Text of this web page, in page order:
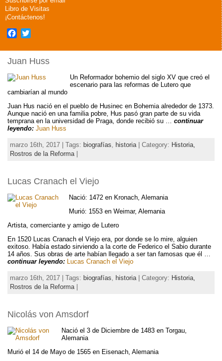
Libro de Visitas
¡Contáctenos!
Facebook
Juan Huss
Un Reformador bohemio del siglo XV que creó el
escenario para las reformas de Lutero que
cambiarían al mundo
Juan Hus nació en el pueblo de Husinec en Bohemia alrededor de 1373.
Aunque nació en una familia pobre, Hus pasó gran parte de su vida
temprana en la universidad de Praga, donde recibió su … continuar
leyendo: Juan Huss
marzo 16th, 2017 | Tags: biografías, historia| Category: Historia,
Rostros de la Reforma|
Lucas Cranach el Viejo
Nació: 1472 en Kronach, Alemania
Murió: 1553 en Weimar, Alemania
Artista, comerciante y amigo de Lutero
En 1520 Lucas Cranach el Viejo era, por donde se lo mire, alguien
exitoso. Había estado sirviendo a la corte de Federico el Sabio durante
14 años. Sus obras de arte habían llegado a ser tan famosas que él …
continuar leyendo: Lucas Cranach el Viejo
marzo 16th, 2017 | Tags: biografías, historia| Category: Historia,
Rostros de la Reforma|
Nicolás von Amsdorf
Nació el 3 de Diciembre de 1483 en Torgau,
Alemania
Murió el 14 de Mayo de 1565 en Eisenach, Alemania